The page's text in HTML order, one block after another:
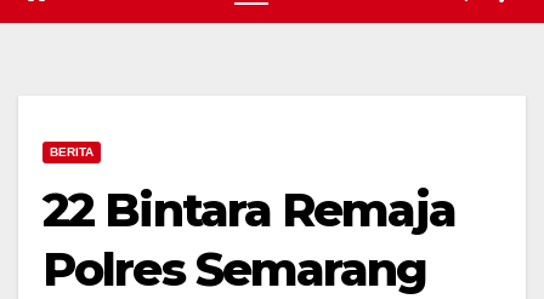
BERITA
22 Bintara Remaja
Polres Semarang